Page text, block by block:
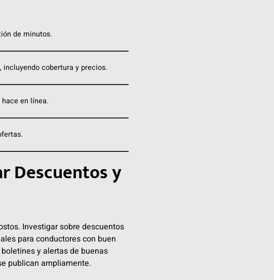
de minutos.
cobertura y precios.
en línea.
Descuentos y
Investigar sobre descuentos
para conductores con buen
y alertas de buenas
publican ampliamente.